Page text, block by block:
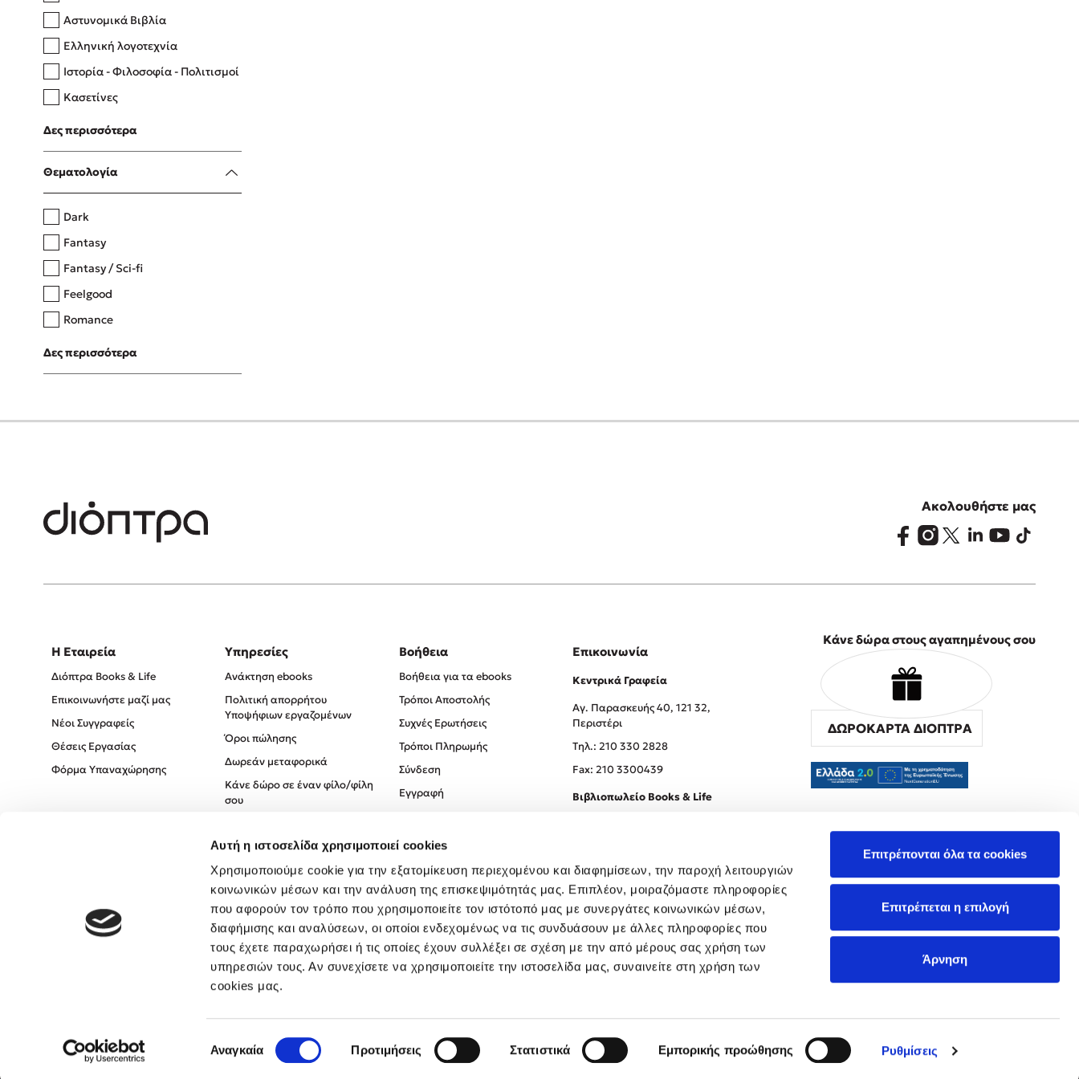
Αυτή η ιστοσελίδα χρησιμοποιεί cookies
Χρησιμοποιούμε cookie για την εξατομίκευση περιεχομένου και διαφημίσεων, την παροχή λειτουργιών
κοινωνικών μέσων και την ανάλυση της επισκεψιμότητάς μας. Επιπλέον, μοιραζόμαστε πληροφορίες
που αφορούν τον τρόπο που χρησιμοποιείτε τον ιστότοπό μας με συνεργάτες κοινωνικών μέσων,
διαφήμισης και αναλύσεων, οι οποίοι ενδεχομένως να τις συνδυάσουν με άλλες πληροφορίες που
τους έχετε παραχωρήσει ή τις οποίες έχουν συλλέξει σε σχέση με την από μέρους σας χρήση των
υπηρεσιών τους. Αν συνεχίσετε να χρησιμοποιείτε την ιστοσελίδα μας, συναινείτε στη χρήση των
cookies μας.
συγκατάθεσης
Αναγκαία Προτιμήσεις Στατιστικά Εμπορικής προώθησης Ρυθμίσεις
Επιτρέπονται όλα τα cookies
Επιτρέπεται η επιλογή
Άρνηση
Δανάη Δεληγεώργη
Πάνω, κάτω, μπροστά, πίσω
Η μέθοδος Αφήστε τους
Αστυνομικά Βιβλία
Ελληνική λογοτεχνία
Ιστορία - Φιλοσοφία - Πολιτισμοί
Κασετίνες
Λευκώματα - Έγχρωμοι οδηγοί
Μαγειρική
Δες περισσότερα
Θεματολογία
Dark
Fantasy
Fantasy / Sci-fi
Feelgood
Romance
Upmarket
Young Adult
Δες περισσότερα
Ακολουθήστε μας
Η Εταιρεία
Διόπτρα Books & Life
Επικοινωνήστε μαζί μας
Νέοι Συγγραφείς
Θέσεις Εργασίας
Φόρμα Υπαναχώρησης
Υπηρεσίες
Ανάκτηση ebooks
Πολιτική απορρήτου
Υποψήφιων εργαζομένων
Όροι πώλησης
Δωρεάν μεταφορικά
Κάνε δώρο σε έναν φίλο/φίλη
σου
Πολιτική Απορρήτου
Όροι χρήσης
Βοήθεια
Βοήθεια για τα ebooks
Τρόποι Αποστολής
Συχνές Ερωτήσεις
Τρόποι Πληρωμής
Σύνδεση
Εγγραφή
Επικοινωνία
Κεντρικά Γραφεία
Αγ. Παρασκευής 40, 121 32,
Περιστέρι
Tηλ.: 210 330 2828
Fax: 210 3300439
Βιβλιοπωλείο Books & Life
Κάνε δώρα στους αγαπημένους σου
ΔΩΡΟΚΑΡΤΑ ΔΙΟΠΤΡΑ
Created by Powered by